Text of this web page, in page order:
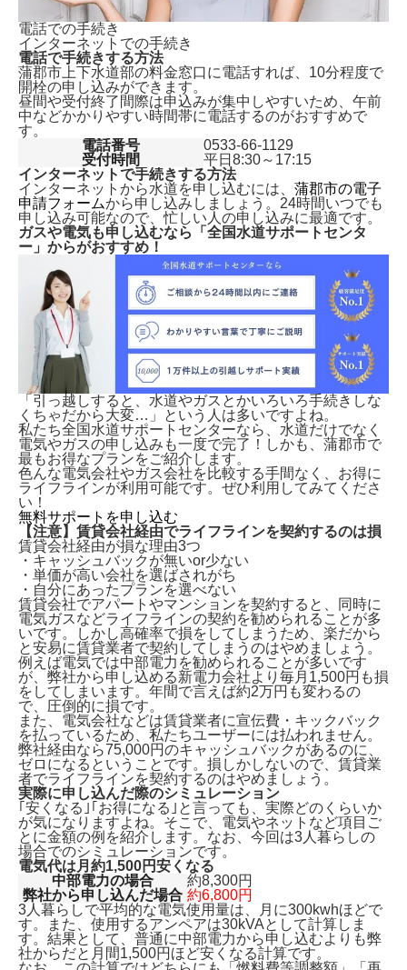
電話での手続き
インターネットでの手続き
電話で手続きする方法
蒲郡市上下水道部の料金窓口に電話すれば、 10分程度で
開栓の申し込みができます。
昼間や受付終了間際は申込みが集中しやすいため、午前
中などかかりやすい時間帯に電話するのがおすすめで
す。
電話番号
0533-66-1129
受付時間
平日8:30～17:15
インターネットで手続きする方法
インターネットから水道を申し込むには、 蒲郡市の電子
申請フォームから申し込みしましょう。24時間いつでも
申し込み可能なので、忙しい人の申し込みに最適です。
ガスや電気も申し込むなら「全国水道サポートセンタ
ー」からがおすすめ！
「引っ越しすると、水道やガスとかいろいろ手続きしな
くちゃだから大変…」という人は多いですよね。
私たち全国水道サポートセンターなら、水道だけでなく
電気やガスの申し込みも一度で完了！しかも、 蒲郡市で
最もお得なプランをご紹介します。
色んな電気会社やガス会社を比較する手間なく、お得に
ライフラインが利用可能です。ぜひ利用してみてくださ
い！
無料サポートを申し込む
【注意】賃貸会社経由でライフラインを契約するのは損
賃貸会社経由が損な理由3つ
・キャッシュバックが無いor少ない
・単価が高い会社を選ばされがち
・自分にあったプランを選べない
賃貸会社でアパートやマンションを契約すると、同時に
電気ガスなどライフラインの契約を勧められることが多
いです。しかし高確率で損をしてしまう ため、楽だから
と安易に賃貸業者で契約してしまうのはやめましょう。
例えば電気では中部電力を勧められることが多いです
が、弊社から申し込める新電力会社より毎月1,500円も損
をしてしまいます。 年間で言えば約2万円も変わるの
で、圧倒的に損です。
また、電気会社などは賃貸業者に宣伝費・キックバック
を払っているため、私たちユーザーには払われません。
弊社経由なら75,000円のキャッシュバックがあるのに、
ゼロになるということです。損しかしないので、賃貸業
者でライフラインを契約するのはやめましょう。
実際に申し込んだ際のシミュレーション
｢安くなる｣｢お得になる｣と言っても、実際どのくらいか
が気になりますよね。そこで、電気やネットなど項目ご
とに金額の例を紹介します。なお、今回は3人暮らしの
場合でのシミュレーションです。
電気代は月約1,500円安くなる
中部電力の場合
約8,300円
弊社から申し込んだ場合 約6,800円
3人暮らしで平均的な電気使用量は、月に300kwhほどで
す。また、使用するアンペアは30kVAとして計算しま
す。結果として、普通に中部電力から申し込むよりも弊
社からだと月間1,500円ほど安くなる計算です。